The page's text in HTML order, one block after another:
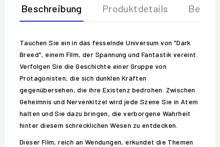
Beschreibung Produktdetails
Tauchen Sie ein in das fesselnde Universum von "Dark
Breed", einem Film, der Spannung und Fantastik vereint.
Verfolgen Sie die Geschichte einer Gruppe von
Protagonisten, die sich dunklen Kräften
gegenübersehen, die ihre Existenz bedrohen. Zwischen
Geheimnis und Nervenkitzel wird jede Szene Sie in Atem
halten und Sie dazu bringen, die verborgene Wahrheit
hinter diesem schrecklichen Wesen zu entdecken.
Dieser Film, reich an Wendungen, erkundet die Themen